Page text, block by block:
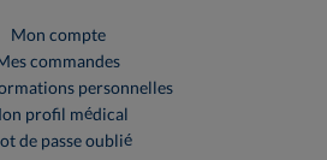
Mon compte
commandes
personnelles
profil médical
de passe oublié